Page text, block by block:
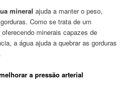
mineral ajuda a manter o peso,
Como se trata de um
minerais capazes de
a água ajuda a quebrar as gorduras
a pressão arterial